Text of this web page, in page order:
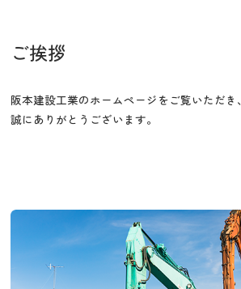
ご挨拶
阪本建設工業のホームページをご覧いただき、
誠にありがとうございます。